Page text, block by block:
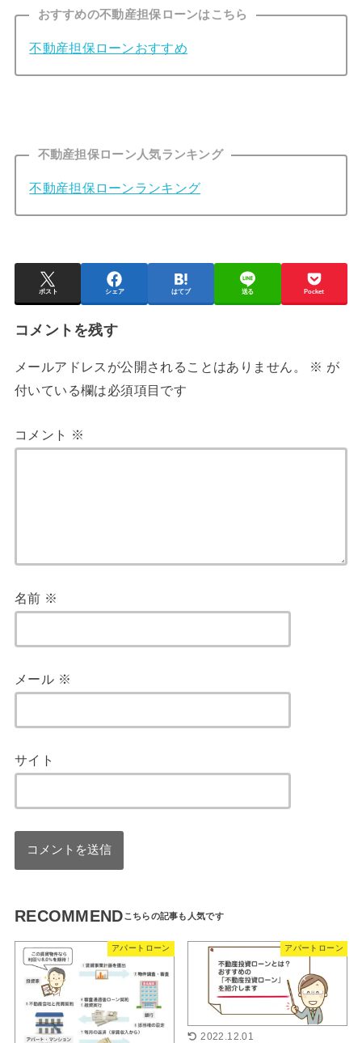
おすすめの不動産担保ローンはこちら
不動産担保ローンおすすめ
不動産担保ローン人気ランキング
不動産担保ローンランキング
ポスト シェア はてブ 送る Pocket
コメントを残す
メールアドレスが公開されることはありません。 ※ が
付いている欄は必須項目です
コメント ※
名前 ※
メール ※
サイト
RECOMMEND
アパートローン アパートローン
2022.12.01